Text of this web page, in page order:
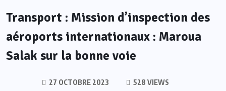
Transport : Mission d’inspection des
aéroports internationaux : Maroua
Salak sur la bonne voie
27 OCTOBRE 2023 528 VIEWS